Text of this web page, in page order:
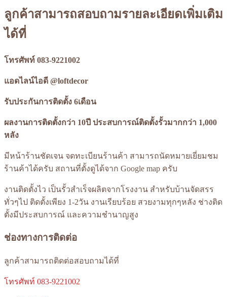
ลูกค้าสามารถสอบถามรายละเอียดเพิ่มเติม
ได้ที่
โทรศัพท์ 083-9221002
แอดไลน์ไอดี @loftdecor
รับประกันการติดตั้ง 6เดือน
ผลงานการติดตั้งกว่า 10ปี ประสบการณ์ติดตั้งรั้วมากกว่า 1,000
หลัง
มีหน้าร้านชัดเจน จดทะเบียนร้านค้า สามารถนัดหมายเยี่ยมชม
ร้านค้าได้ครับ สถานที่ตั้งดูได้จาก Google map ครับ
งานติดตั้งไว เป็นรั้วสำเร็จผลิตจากโรงงาน สำหรับบ้านจัดสรร
ทั่วๆไป ติดตั้งเพียง 1-2วัน งานเรียบร้อย สวยงามทุกๆหลัง ช่างติด
ตั้งมีประสบการณ์ และความชำนาญสูง
ช่องทางการติดต่อ
ลูกค้าสามารถติดต่อสอบถามได้ที่
โทรศัพท์ 083-9221002